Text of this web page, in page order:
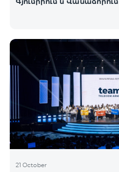
21 October